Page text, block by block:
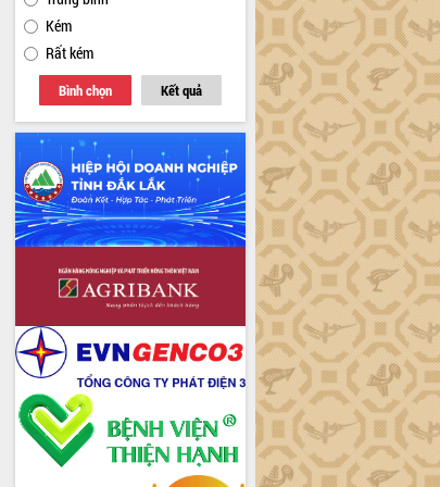
Kém
Rất kém
Bình chọn Kết quả